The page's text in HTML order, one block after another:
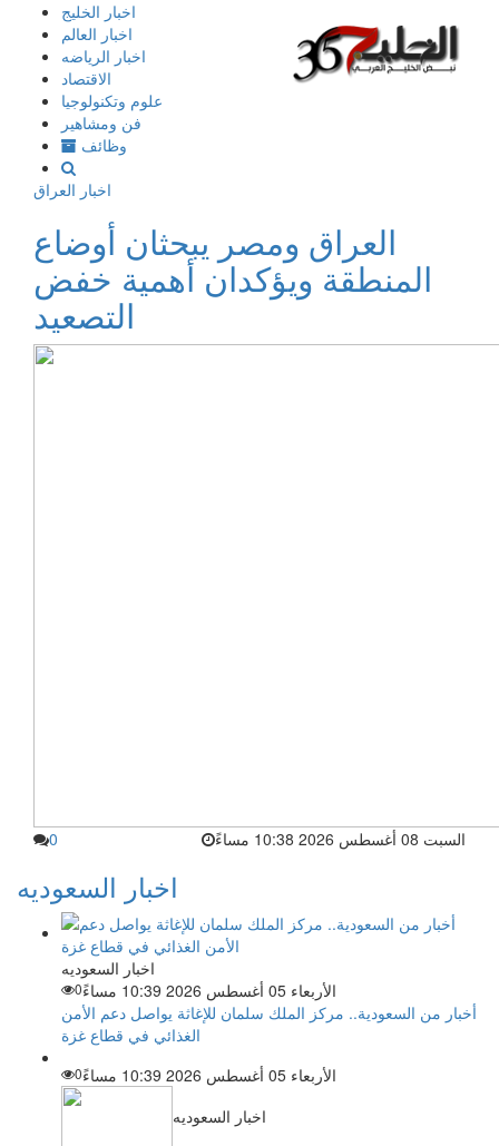
إذهب
المحتوى
اخبار الخليج
اخبار العالم
اخبار الرياضه
الاقتصاد
علوم وتكنولوجيا
فن ومشاهير
وظائف
اخبار العراق
العراق ومصر يبحثان أوضاع
المنطقة ويؤكدان أهمية خفض
التصعيد
السبت 08 أغسطس 2026 10:38 مساءً 0
اخبار السعوديه
اخبار السعوديه
الأربعاء 05 أغسطس 2026 10:39 مساءً
0
أخبار من السعودية.. مركز الملك سلمان للإغاثة يواصل دعم الأمن
الغذائي في قطاع غزة
الأربعاء 05 أغسطس 2026 10:39 مساءً
0
اخبار السعوديه